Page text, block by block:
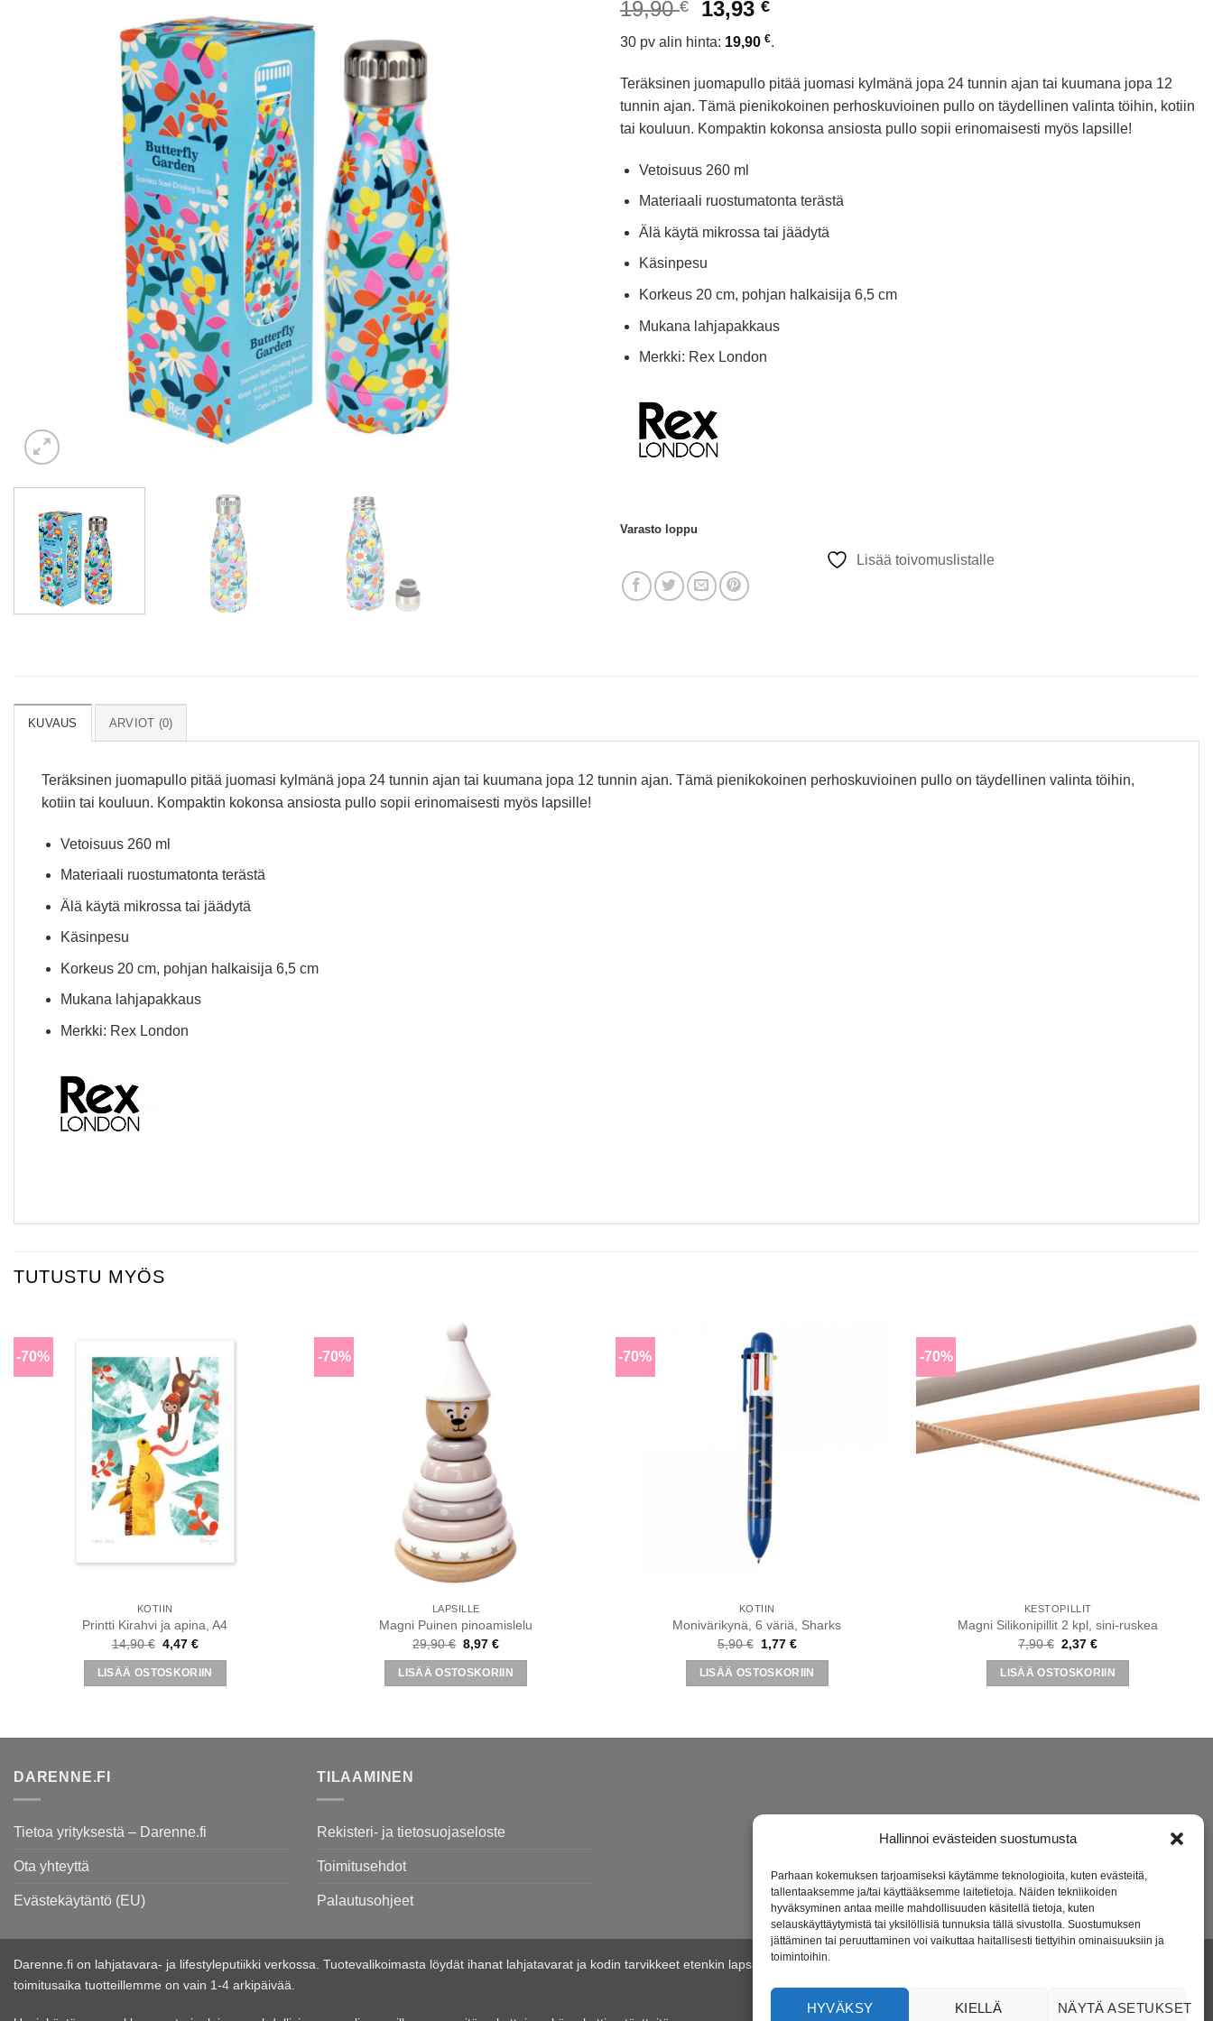
Hallinnoi evästeiden suostumusta
Parhaan kokemuksen tarjoamiseksi käytämme teknologioita, kuten evästeitä,
tallentaaksemme ja/tai käyttääksemme laitetietoja. Näiden tekniikoiden
hyväksyminen antaa meille mahdollisuuden käsitellä tietoja, kuten
selauskäyttäytymistä tai yksilöllisiä tunnuksia tällä sivustolla. Suostumuksen
jättäminen tai peruuttaminen voi vaikuttaa haitallisesti tiettyihin ominaisuuksiin ja
toimintoihin.
HYVÄKSY KIELLÄ NÄYTÄ ASETUKSET
19,90€
Alkuperäinen
oli:
19,90 €.
13,93€Nykyinen
hinta
on:
13,93 €.
30 pv alin hinta: 19,90 €.
Teräksinen juomapullo pitää juomasi kylmänä jopa 24 tunnin ajan tai kuumana jopa 12
tunnin ajan. Tämä pienikokoinen perhoskuvioinen pullo on täydellinen valinta töihin, kotiin
tai kouluun. Kompaktin kokonsa ansiosta pullo sopii erinomaisesti myös lapsille!
Vetoisuus 260 ml
Materiaali ruostumatonta terästä
Älä käytä mikrossa tai jäädytä
Käsinpesu
Korkeus 20 cm, pohjan halkaisija 6,5 cm
Mukana lahjapakkaus
Merkki: Rex London
Varasto loppu
Lisää toivomuslistalle
KUVAUS ARVIOT (0)
Teräksinen juomapullo pitää juomasi kylmänä jopa 24 tunnin ajan tai kuumana jopa 12 tunnin ajan. Tämä pienikokoinen perhoskuvioinen pullo on täydellinen valinta töihin,
kotiin tai kouluun. Kompaktin kokonsa ansiosta pullo sopii erinomaisesti myös lapsille!
Vetoisuus 260 ml
Materiaali ruostumatonta terästä
Älä käytä mikrossa tai jäädytä
Käsinpesu
Korkeus 20 cm, pohjan halkaisija 6,5 cm
Mukana lahjapakkaus
Merkki: Rex London
TUTUSTU MYÖS
-70%
toivomuslistalle
KOTIIN
Printti Kirahvi ja apina, A4
14,90€ Alkuperäinen
hinta
oli:
14,90 €.
4,47 €Nykyinen
on:
4,47 €.
LISÄÄ OSTOSKORIIN
-70%
LAPSILLE
Magni Puinen pinoamislelu
29,90€ Alkuperäinen
hinta
oli:
29,90 €.
8,97€Nykyinen
on:
8,97 €.
LISÄÄ OSTOSKORIIN
-70%
KOTIIN
Monivärikynä, 6 väriä, Sharks
5,90€ Alkuperäinen
hinta
oli:
5,90 €.
1,77 €Nykyinen
on:
1,77 €.
LISÄÄ OSTOSKORIIN
-70%
Lisää
KESTOPILLIT
Magni Silikonipillit 2 kpl, sini-ruskea
7,90€ Alkuperäinen
hinta
oli:
7,90 €.
2,37€Nykyinen
on:
2,37 €.
LISÄÄ OSTOSKORIIN
DARENNE.FI
Tietoa yrityksestä – Darenne.fi
Ota yhteyttä
Evästekäytäntö (EU)
TILAAMINEN
Rekisteri- ja tietosuojaseloste
Toimitusehdot
Palautusohjeet
Darenne.fi on lahjatavara- ja lifestyleputiikki verkossa. Tuotevalikoimasta löydät ihanat lahjatavarat ja kodin tarvikkeet etenkin lapsille ja lapsiperheille. Verkkokauppamme on avoinna ympäri vuorokauden ja
toimitusaika tuotteillemme on vain 1-4 arkipäivää.